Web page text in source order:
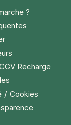
?
Recharge
/ Cookies